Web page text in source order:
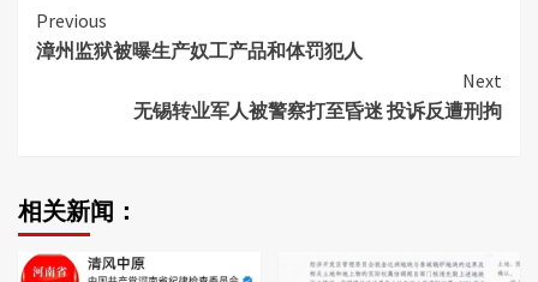
Continue
Reading
Previous
漳州监狱被曝生产奴工产品和体罚犯人
Next
无锡转业军人被警察打至昏迷 投诉反遭刑拘
相关新闻：